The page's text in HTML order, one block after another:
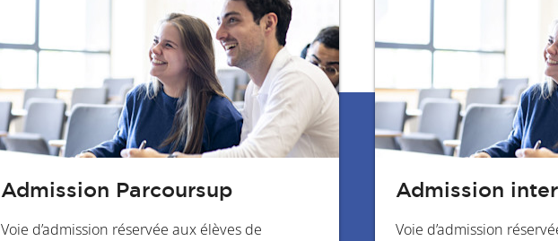
Admission Parcoursup
Voie d’admission réservée aux élèves de
Admission
Voie d’admission